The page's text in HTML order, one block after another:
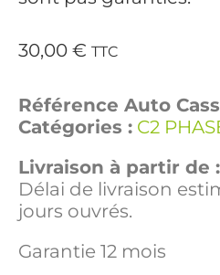
30,00 € TTC
Référence Auto
Catégories : C2
Livraison à partir de :
Délai de livraison
jours ouvrés.
Garantie 12 mois